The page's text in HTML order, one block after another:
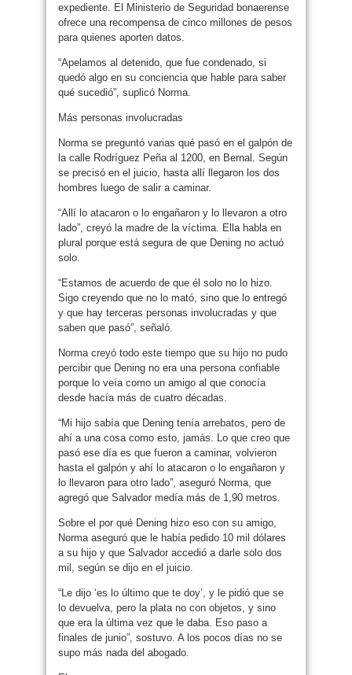
expediente. El Ministerio de Seguridad bonaerense
ofrece una recompensa de cinco millones de pesos
para quienes aporten datos.
“Apelamos al detenido, que fue condenado, si
quedó algo en su conciencia que hable para saber
qué sucedió”, suplicó Norma.
Más personas involucradas
Norma se preguntó varias qué pasó en el galpón de
la calle Rodríguez Peña al 1200, en Bernal. Según
se precisó en el juicio, hasta allí llegaron los dos
hombres luego de salir a caminar.
“Allí lo atacaron o lo engañaron y lo llevaron a otro
lado”, creyó la madre de la víctima. Ella habla en
plural porque está segura de que Dening no actuó
solo.
“Estamos de acuerdo de que él solo no lo hizo.
Sigo creyendo que no lo mató, sino que lo entregó
y que hay terceras personas involucradas y que
saben que pasó”, señaló.
Norma creyó todo este tiempo que su hijo no pudo
percibir que Dening no era una persona confiable
porque lo veía como un amigo al que conocía
desde hacía más de cuatro décadas.
“Mi hijo sabía que Dening tenía arrebatos, pero de
ahí a una cosa como esto, jamás. Lo que creo que
pasó ese día es que fueron a caminar, volvieron
hasta el galpón y ahí lo atacaron o lo engañaron y
lo llevaron para otro lado”, aseguró Norma, que
agregó que Salvador medía más de 1,90 metros.
Sobre el por qué Dening hizo eso con su amigo,
Norma aseguró que le había pedido 10 mil dólares
a su hijo y que Salvador accedió a darle solo dos
mil, según se dijo en el juicio.
“Le dijo ‘es lo último que te doy’, y le pidió que se
lo devuelva, pero la plata no con objetos, y sino
que era la última vez que le daba. Eso paso a
finales de junio”, sostuvo. A los pocos días no se
supo más nada del abogado.